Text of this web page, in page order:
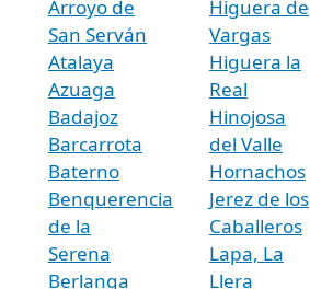
Arroyo de
San Serván
Atalaya
Azuaga
Badajoz
Barcarrota
Baterno
Benquerencia
de la
Serena
Berlanga
Higuera de
Vargas
Higuera la
Real
Hinojosa
del Valle
Hornachos
Jerez de los
Caballeros
Lapa, La
Llera